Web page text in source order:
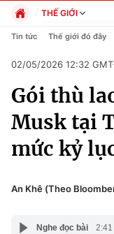
Chuyên mục
Chính trị
Xã hội
Pháp luật
THẾ GIỚI
Chính trị
Pháp luật
Kinh tế
Thể thao
Truyền hình
Văn hóa - Giải
Công nghệ
Tin tức Thế giới đó đây
02/05/2026 12:32
Gói thù
Musk tại
mức kỷ
An Khê (Theo
Nghe đọc bài 2:41